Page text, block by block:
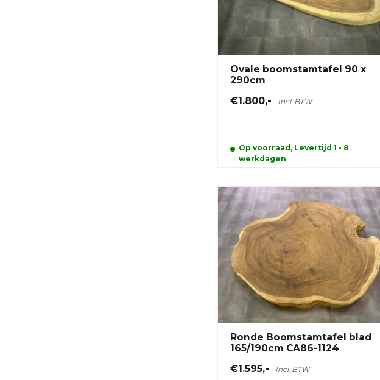
Ovale boomstamtafel 90 x
290cm
€1.800,- Incl. BTW
Op voorraad, Levertijd 1 - 8
werkdagen
Ronde Boomstamtafel blad
165/190cm CA86-1124
€1.595,- Incl. BTW